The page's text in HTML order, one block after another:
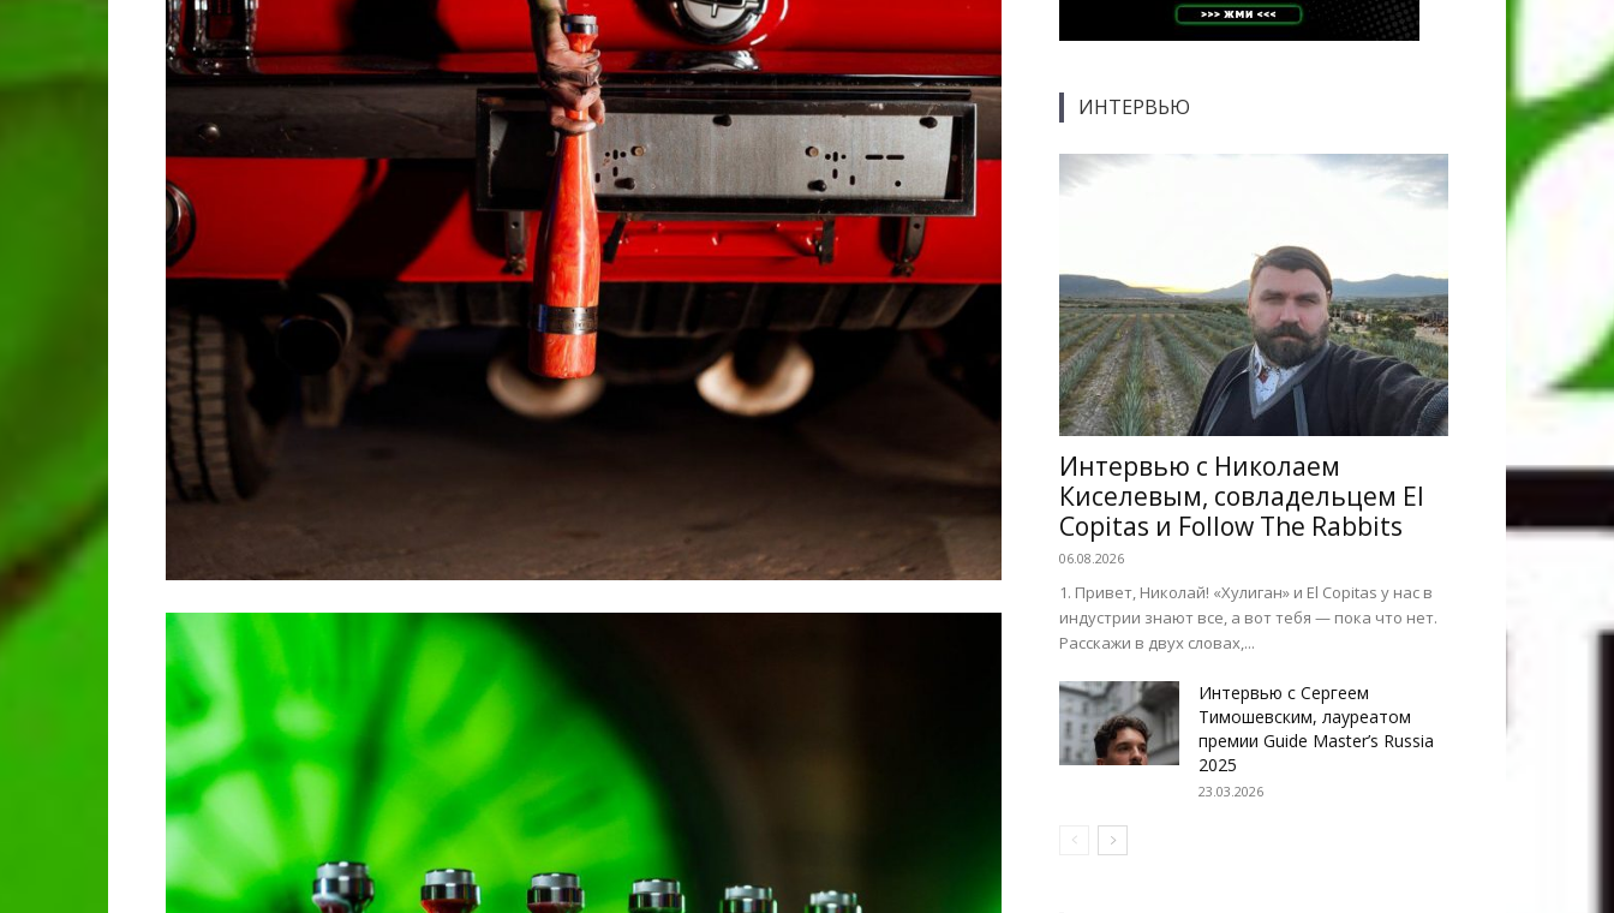
ИНТЕРВЬЮ
Интервью с Николаем
Киселевым, совладельцем El
Copitas и Follow The Rabbits
06.08.2026
1. Привет, Николай! «Хулиган» и El Copitas у нас в
индустрии знают все, а вот тебя — пока что нет.
Расскажи в двух словах,...
Интервью с Сергеем
Тимошевским, лауреатом
премии Guide Master’s Russia
2025
23.03.2026